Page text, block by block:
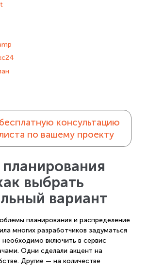
консультацию
по вашему проекту
выбрать
вариант
планирования и распределение
многих разработчиков задуматься
включить в сервис
Одни сделали акцент на
Другие — на количестве